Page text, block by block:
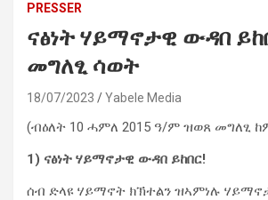
PRESSER
ናፅነት ሃይማኖታዊ ውዳበ
መግለፂ ሳወት
18/07/2023 Yabele Media
(ብዕለት 10 ሓምለ 2015 ዓ/ም ዝወጸ መግለፂ
1) ናፅነት ሃይማኖታዊ ውዳበ ይከበር!
ሰብ ድላዩ ሃይማኖት ክኽተልን ዝኣምነሉ